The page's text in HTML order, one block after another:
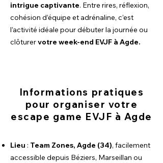
intrigue captivante. Entre rires, réflexion,
cohésion d’équipe et adrénaline, c’est
l’activité idéale pour débuter la journée ou
clôturervotre week-end EVJF à Agde.
Informations pratiques
pour organiser votre
escape game EVJF à Agde
Lieu : Team Zones, Agde (34), facilement
accessible depuis Béziers, Marseillan ou